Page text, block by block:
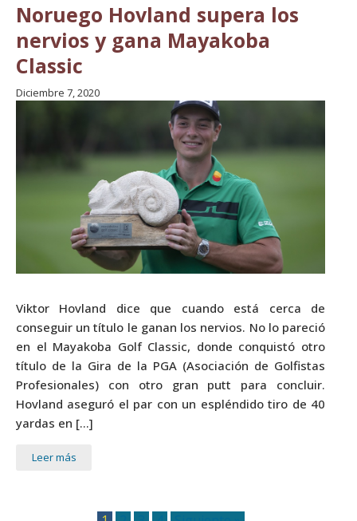
Noruego Hovland supera los
nervios y gana Mayakoba
Classic
Diciembre 7, 2020
Viktor Hovland dice que cuando está cerca de
conseguir un título le ganan los nervios. No lo pareció
en el Mayakoba Golf Classic, donde conquistó otro
título de la Gira de la PGA (Asociación de Golfistas
Profesionales) con otro gran putt para concluir.
Hovland aseguró el par con un espléndido tiro de 40
yardas en […]
Leer más